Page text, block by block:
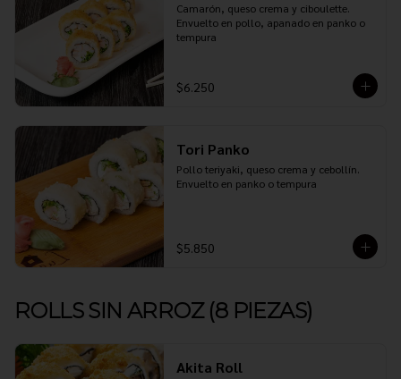
Camarón, queso crema y ciboulette.
Envuelto en pollo, apanado en panko o
tempura
$6.250
Tori Panko
Pollo teriyaki, queso crema y cebollín.
Envuelto en panko o tempura
$5.850
ROLLS SIN ARROZ (8 PIEZAS)
Akita Roll